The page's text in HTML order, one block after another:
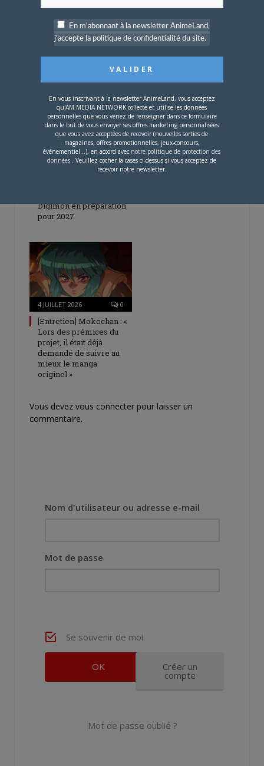
L’AnimeLand Hors-Série
Digimon en préparation
pour 2027
4 JUILLET 2026 0
[Entretien] Mokochan : «
Lors des prémices du
projet, il était déjà
demandé de suivre au
mieux le manga
originel.»
Vous devez vous connecter pour laisser un
commentaire.
Nom d'utilisateur ou adresse e-mail
Mot de passe
Se souvenir de moi
Créer un
compte
Mot de passe oublié ?
En m'abonnant à la newsletter AnimeLand,
j'accepte la politique de confidentialité du site.
En vous inscrivant à la newsletter AnimeLand, vous acceptez
qu'AM MEDIA NETWORK collecte et utilise les données
personnelles que vous venez de renseigner dans ce formulaire
dans le but de vous envoyer ses offres marketing personnalisées
que vous avez acceptées de recevoir (nouvelles sorties de
magazines, offres promotionnelles, jeux-concours,
événementiel...), en accord avec notre politique de protection des
données . Veuillez cocher la cases ci-dessus si vous acceptez de
recevoir notre newsletter.